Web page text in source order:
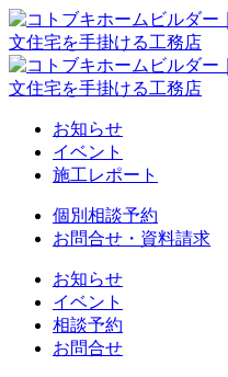
お知らせ
イベント
施工レポート
個別相談予約
お問合せ・資料請求
お知らせ
イベント
相談予約
お問合せ